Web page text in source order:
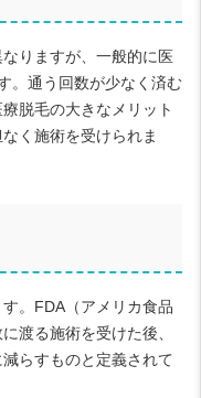
りますが、一般的に医
。通う回数が少なく済む
脱毛の大きなメリット
く施術を受けられま
。FDA（アメリカ食品
渡る施術を受けた後、
らすものと定義されて